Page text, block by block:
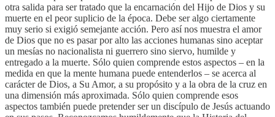
otra salida para ser tratado que la encarnación del Hijo de Dios y su
muerte en el peor suplicio de la época. Debe ser algo ciertamente
muy serio si exigió semejante acción. Pero así nos muestra el amor
de Dios que no es pasar por alto las acciones humanas sino aceptar
un mesías no nacionalista ni guerrero sino siervo, humilde y
entregado a la muerte. Sólo quien comprende estos aspectos – en la
medida en que la mente humana puede entenderlos – se acerca al
carácter de Dios, a Su Amor, a su propósito y a la obra de la cruz en
una dimensión más aproximada. Sólo quien comprende esos
aspectos también puede pretender ser un discípulo de Jesús actuando